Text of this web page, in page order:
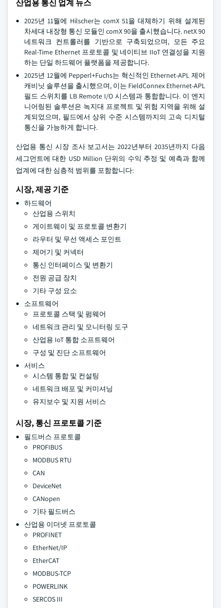
산업용 통신 업계 뉴스
2025년 11월에 Hilscher는 comX 51을 대체하기 위해 설계된
차세대 내장형 통신 모듈인 comX 90을 출시했습니다. netX 90
네트워크 컨트롤러를 기반으로 구축되었으며, 모든 주요
Real-Time Ethernet 프로토콜 및 네이티브 IIoT 연결성을 지원
하는 단일 하드웨어 플랫폼을 제공합니다.
2025년 12월에 Pepperl+Fuchs는 혁신적인 Ethernet-APL 제어
캐비닛 솔루션을 출시했으며, 이는 FieldConnex Ethernet-APL
필드 스위치를 LB Remote I/O 시스템과 통합합니다. 이 엔지
니어링된 솔루션은 녹지대 프로젝트 및 위험 지역을 위해 설
계되었으며, 필드에서 상위 수준 시스템까지의 고속 디지털
통신을 가능하게 합니다.
산업용 통신 시장 조사 보고서는 2022년부터 2035년까지 다음
세그먼트에 대한 USD Million 단위의 수익 추정 및 예측과 함께
업계에 대한 심층적 범위를 포함합니다:
시장, 제공 기준
하드웨어
산업용 스위치
게이트웨이 및 프로토콜 변환기
라우터 및 무선 액세스 포인트
제어기 및 커넥터
통신 인터페이스 및 변환기
전원 공급 장치
기타 구성 요소
소프트웨어
프로토콜 스택 및 펌웨어
네트워크 관리 및 모니터링 도구
산업용 IoT 통합 소프트웨어
구성 및 진단 소프트웨어
서비스
시스템 통합 및 컨설팅
네트워크 배포 및 커미셔닝
유지보수 및 지원 서비스
시장, 통신 프로토콜 기준
필드버스 프로토콜
PROFIBUS
MODBUS RTU
CAN
DeviceNet
CANopen
기타 필드버스
산업용 이더넷 프로토콜
PROFINET
EtherNet/IP
EtherCAT
MODBUS-TCP
POWERLINK
SERCOS III